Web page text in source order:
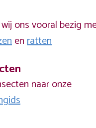
ons vooral bezig
enratten
naar onze